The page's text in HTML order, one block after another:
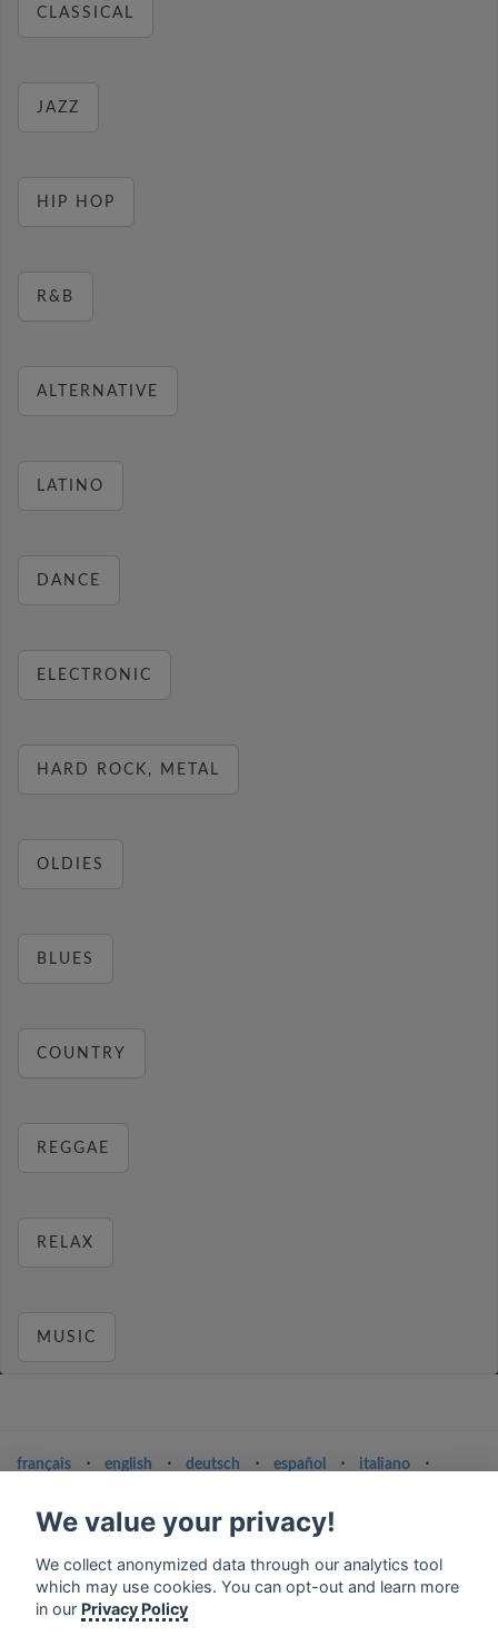
CLASSICAL
JAZZ
HIP HOP
R&B
ALTERNATIVE
LATINO
DANCE
ELECTRONIC
HARD ROCK, METAL
OLDIES
BLUES
COUNTRY
REGGAE
RELAX
MUSIC
français ⋅ english ⋅ deutsch ⋅ español ⋅ italiano
⋅
ελληνικά
norsk
Terms of service
Privacy Policy
We value your privacy!
We collect anonymized data through our analytics tool
which may use cookies. You can opt-out and learn more
in our Privacy Policy